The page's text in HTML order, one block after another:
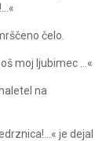
čelo.
moj ljubimec …«
na
je dejal